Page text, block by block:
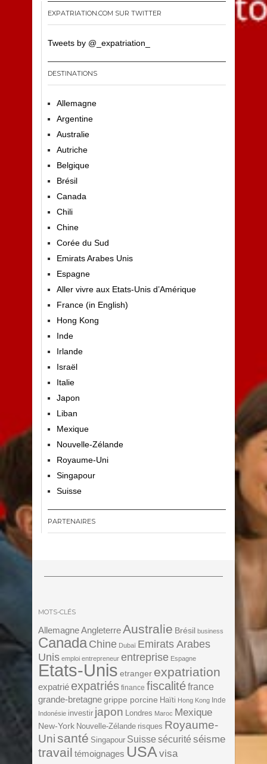
EXPATRIATION.COM SUR TWITTER
Tweets by @_expatriation_
DESTINATIONS
Allemagne
Argentine
Australie
Autriche
Belgique
Brésil
Canada
Chili
Chine
Corée du Sud
Emirats Arabes Unis
Espagne
Aller vivre aux Etats-Unis d’Amérique
France (in English)
Hong Kong
Inde
Irlande
Israël
Italie
Japon
Liban
Mexique
Nouvelle-Zélande
Royaume-Uni
Singapour
Suisse
PARTENAIRES
MOTS-CLÉS
Allemagne AngleterreAustralie Brésil business
Canada Chine Dubaï Emirats Arabes
Unis emploi entrepreneur entreprise Espagne
Etats-Unis etranger expatriation
expatrié expatriés finance fiscalitéfrance
grande-bretagne grippe porcine Haïti Hong Kong Inde
Indonésie investir japon Londres Maroc Mexique
New-York Nouvelle-Zélande risques Royaume-
Unisanté Singapour Suisse sécurité séisme
travail témoignages USA visa